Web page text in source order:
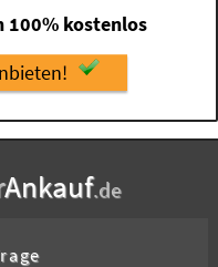
100% kostenlos
Ankauf.de